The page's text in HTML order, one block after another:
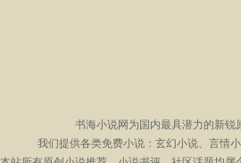
书海小说网为国内最具潜力的新
我们提供各类免费小说：玄幻小说、言情